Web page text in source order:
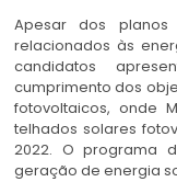
Apesar dos
relacionados às
candidatos
cumprimento dos
fotovoltaicos, onde
telhados solares
2022. O programa
geração de energia